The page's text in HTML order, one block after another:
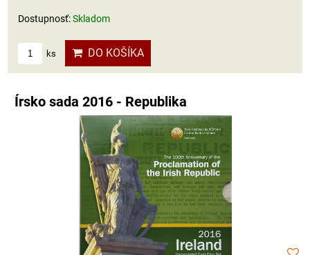
Dostupnosť:Skladom
ks DO KOŠÍKA
Írsko sada 2016 - Republika